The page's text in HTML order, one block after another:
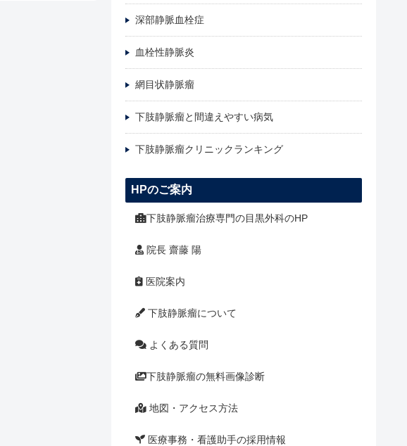
深部静脈血栓症
血栓性静脈炎
網目状静脈瘤
下肢静脈瘤と間違えやすい病気
下肢静脈瘤クリニックランキング
HPのご案内
下肢静脈瘤治療専門の目黒外科のHP
院長 齋藤 陽
医院案内
下肢静脈瘤について
よくある質問
下肢静脈瘤の無料画像診断
地図・アクセス方法
医療事務・看護助手の採用情報